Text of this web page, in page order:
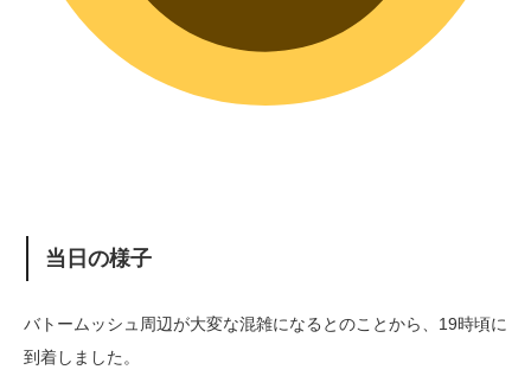
当日の様子
バトームッシュ周辺が大変な混雑になるとのことから、19時頃に
到着しました。